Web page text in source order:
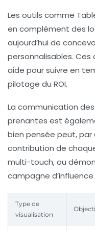
Les outils comme
en complément des
aujourd’hui de
personnalisables. Ces
aide pour suivre en
pilotage du ROI.
La communication
prenantes est
bien pensée peut, par
contribution de
multi-touch, ou
campagne
Type de
visualisation